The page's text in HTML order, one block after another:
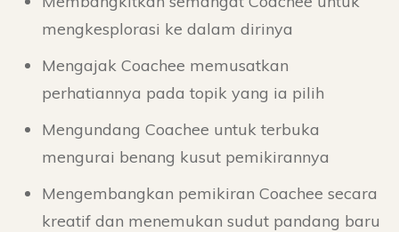
mengkesplorasi ke dalam dirinya
Mengajak Coachee memusatkan
perhatiannya pada topik yang ia pilih
Mengundang Coachee untuk terbuka
mengurai benang kusut pemikirannya
Mengembangkan pemikiran Coachee secara
kreatif dan menemukan sudut pandang baru